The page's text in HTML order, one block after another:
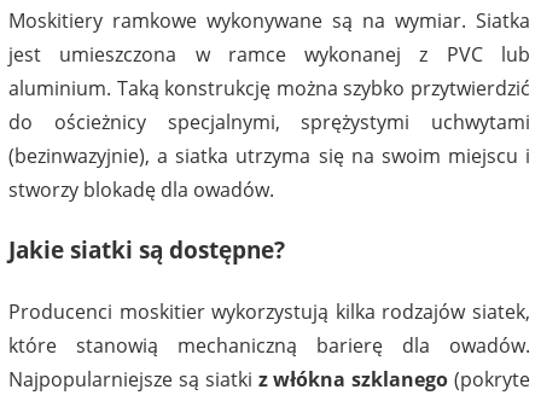
Moskitiery ramkowe wykonywane są na wymiar. Siatka
jest umieszczona w ramce wykonanej z PVC lub
aluminium. Taką konstrukcję można szybko przytwierdzić
do ościeżnicy specjalnymi, sprężystymi uchwytami
(bezinwazyjnie), a siatka utrzyma się na swoim miejscu i
stworzy blokadę dla owadów.
Jakie siatki są dostępne?
Producenci moskitier wykorzystują kilka rodzajów siatek,
które stanowią mechaniczną barierę dla owadów.
Najpopularniejsze są siatki z włókna szklanego (pokryte